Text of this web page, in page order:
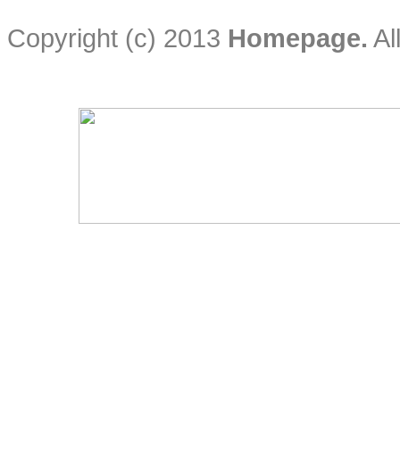
Copyright (c) 2013 Homepage.